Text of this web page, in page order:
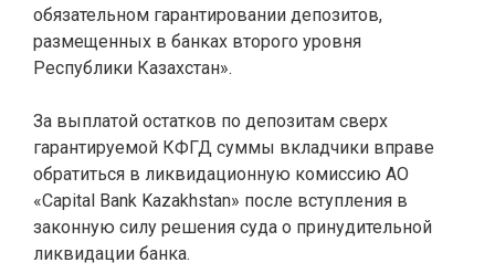
обязательном гарантировании депозитов,
размещенных в банках второго уровня
Республики Казахстан».
За выплатой остатков по депозитам сверх
гарантируемой КФГД суммы вкладчики вправе
обратиться в ликвидационную комиссию АО
«Capital Bank Kazakhstan» после вступления в
законную силу решения суда о принудительной
ликвидации банка.